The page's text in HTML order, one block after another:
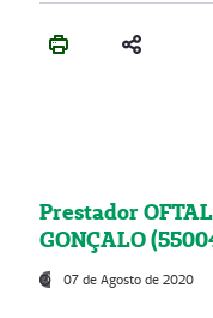
Prestador
GONÇALO
07 de Agosto de 2020